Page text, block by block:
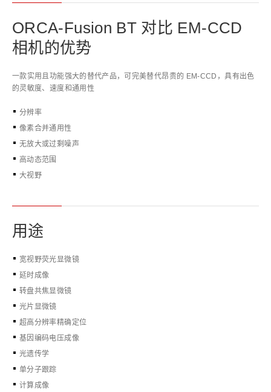
ORCA-Fusion BT 对比 EM-CCD
相机的优势
一款实用且功能强大的替代产品，可完美替代昂贵的 EM-CCD，具有出色
的灵敏度、速度和通用性
分辨率
像素合并通用性
无放大或过剩噪声
高动态范围
大视野
用途
宽视野荧光显微镜
延时成像
转盘共焦显微镜
光片显微镜
超高分辨率精确定位
基因编码电压成像
光遗传学
单分子跟踪
计算成像